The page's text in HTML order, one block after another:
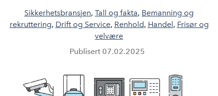
Sikkerhetsbransjen, Tall og fakta, Bemanning og
rekruttering, Drift og Service, Renhold, Handel, Frisør og
velvære
Publisert 07.02.2025